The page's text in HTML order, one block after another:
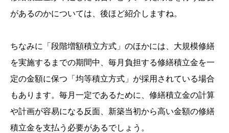
があるのかについては、後ほど紹介しますね。
ちなみに「段階増額積立方式」のほかには、大規模修繕
を実施するまでの期間中、毎月負担する修繕積立金を一
定の金額に保つ「均等積立方式」が採用されている場合
もあります。毎月一定であるために、修繕積立金の計算
や計画が容易になる反面、新築当初から高い金額の修繕
積立金を支払う必要があるでしょう。